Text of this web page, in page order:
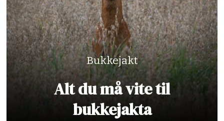
Bukkejakt
Alt du må vite til
bukkejakta